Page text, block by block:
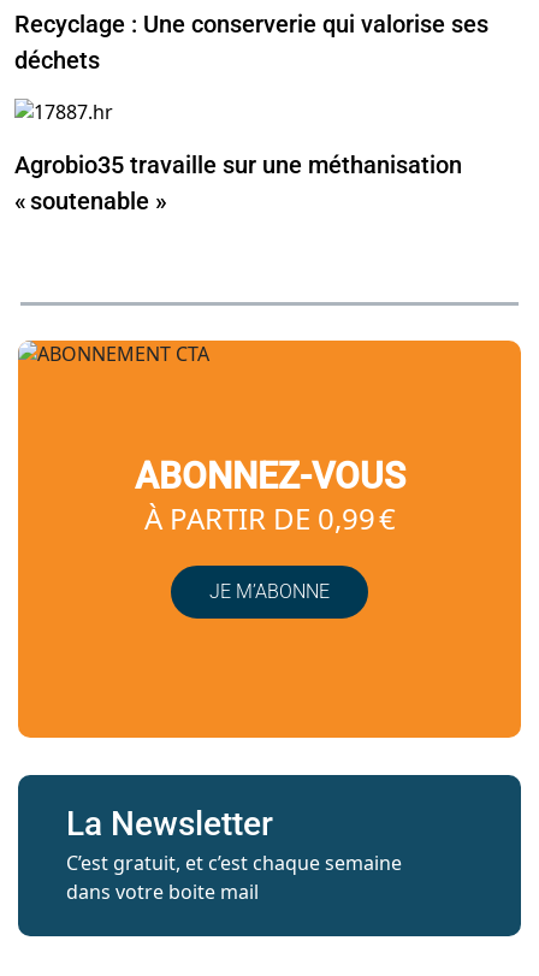
Recyclage : Une conserverie qui valorise ses
déchets
Agrobio35 travaille sur une méthanisation
« soutenable »
ABONNEZ-VOUS
À PARTIR DE 0,99 €
JE M’ABONNE
La Newsletter
C’est gratuit, et c’est chaque semaine
dans votre boite mail